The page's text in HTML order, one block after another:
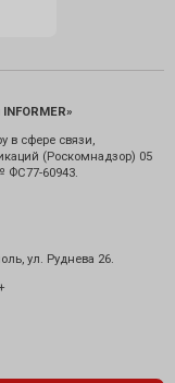
в сфере связи,
(Роскомнадзор) 05
ФС77-60943.
ул. Руднева 26.